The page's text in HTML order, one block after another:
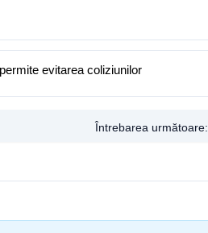
evitarea coliziunilor
Întrebarea următoare: